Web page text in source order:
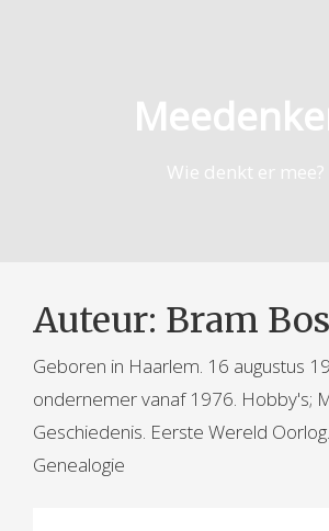
Wie denkt er mee?
Auteur: Bram
Geboren in Haarlem. 16 augustus
ondernemer vanaf 1976. Hobby's;
Geschiedenis. Eerste Wereld
Genealogie